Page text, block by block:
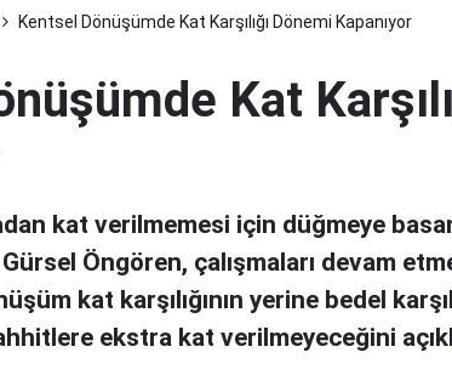
Kentsel Dönüşümde Kat Karşılığı Dönemi Kapanıyor
Kat
kat verilmemesi için düğmeye
Gürsel Öngören, çalışmaları devam
kat karşılığının yerine bedel
ekstra kat verilmeyeceğini